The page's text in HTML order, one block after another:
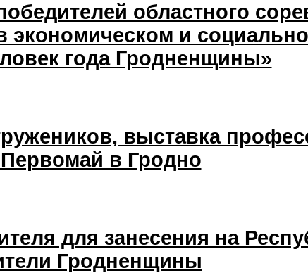
областного
экономическом и
года Гродненщины»
выставка
Первомай в Гродно
для занесения на
Гродненщины